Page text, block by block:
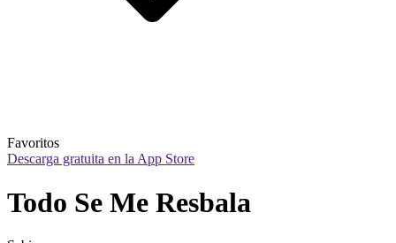
Favoritos
Descarga gratuita en la App Store
Todo Se Me Resbala